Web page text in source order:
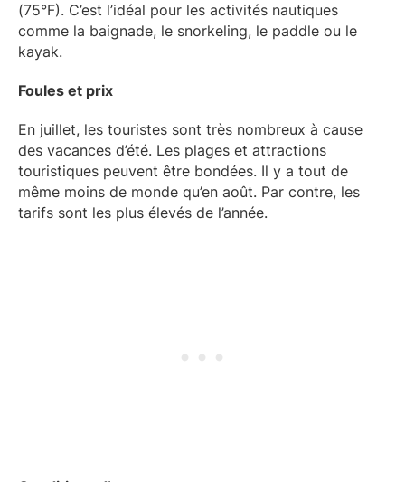
(75°F). C’est l’idéal pour les activités nautiques
comme la baignade, le snorkeling, le paddle ou le
kayak.
Foules et prix
En juillet, les touristes sont très nombreux à cause
des vacances d’été. Les plages et attractions
touristiques peuvent être bondées. Il y a tout de
même moins de monde qu’en août. Par contre, les
tarifs sont les plus élevés de l’année.